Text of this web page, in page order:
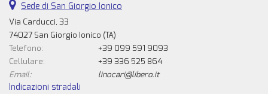
Sede di San Giorgio Ionico
Via Carducci, 33
74027 San Giorgio Ionico (TA)
Telefono:
+39 099 591 9093
Cellulare:
+39 336 525 864
Email:
linocari@libero.it
Indicazioni stradali